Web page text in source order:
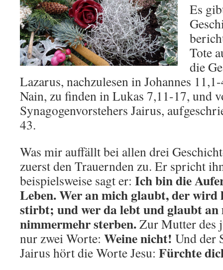
Es
Tote
die
Lazarus, nachzulesen in Johannes
Nain, zu finden in Lukas 7,11-17, und
Synagogenvorstehers Jairus,
43.
Was mir auffällt bei allen drei
zuerst den Trauernden zu. Er spricht
beispielsweise sagt er: Ich bin die
Leben. Wer an mich glaubt, der wird
stirbt; und wer da lebt und glaubt
nimmermehr sterben.Zur Mutter des
nur zwei Worte: Weine nicht! Und der
Jairus hört die Worte Jesu: Fürchte